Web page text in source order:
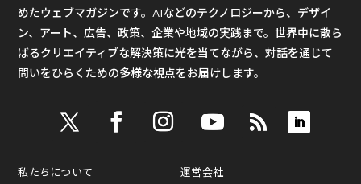
めたウェブマガジンです。AIなどのテクノロジーから、デザイ
ン、アート、広告、政策、企業や地域の実践まで。世界中に散ら
ばるクリエイティブな解決策に光を当てながら、対話を通じて
問いをひらくための多様な視点をお届けします。
私たちについて 運営会社